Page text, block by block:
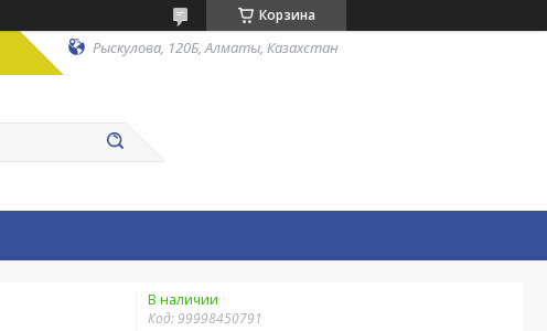
Корзина
Рыскулова, 120Б, Алматы, Казахстан
В наличии
Код:99998450791